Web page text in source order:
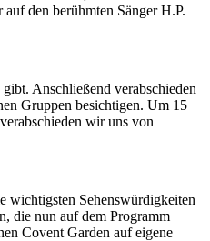
den berühmten Sänger H.P.
Anschließend verabschieden
Gruppen besichtigen. Um 15
wir uns von
wichtigsten Sehenswürdigkeiten
die nun auf dem Programm
Covent Garden auf eigene